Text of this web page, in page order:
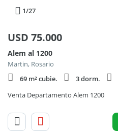
1/27
USD 75.000
Alem al 1200
Martin, Rosario
69 m² cubie.
3 dorm.
Venta Departamento Alem 1200